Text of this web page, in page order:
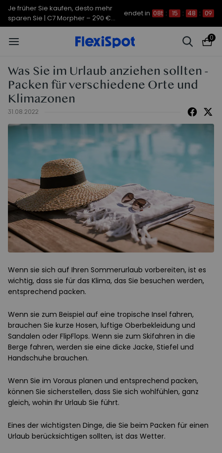
Je früher Sie kaufen, desto mehr
sparen Sie | C7 Morpher – 290 €
Rabatt
endet in 08t : 15 : 48 : 08
0
Was Sie im Urlaub anziehen sollten -
Packen für verschiedene Orte und
Klimazonen
31.08.2022
Wenn sie sich auf Ihren Sommerurlaub vorbereiten, ist es
wichtig, dass sie für das Klima, das Sie besuchen werden,
entsprechend packen.
Wenn sie zum Beispiel auf eine tropische Insel fahren,
brauchen Sie kurze Hosen, luftige Oberbekleidung und
Sandalen oder FlipFlops. Wenn sie zum Skifahren in die
Berge fahren, werden sie eine dicke Jacke, Stiefel und
Handschuhe brauchen.
Wenn Sie im Voraus planen und entsprechend packen,
können Sie sicherstellen, dass Sie sich wohlfühlen, ganz
gleich, wohin Ihr Urlaub Sie führt.
Eines der wichtigsten Dinge, die Sie beim Packen für einen
Urlaub berücksichtigen sollten, ist das Wetter.